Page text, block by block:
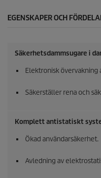
EGENSKAPER OCH
Säkerhetsdammsugare i
Elektronisk
Säkerställer rena och
Komplett antistatiskt
Ökad användarsäkerhet.
Avledning av